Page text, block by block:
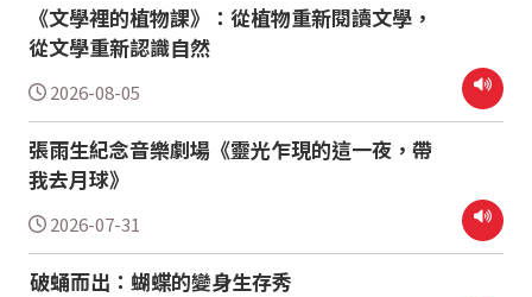
《文學裡的植物課》：從植物重新閱讀文學，
從文學重新認識自然
2026-08-05
張雨生紀念音樂劇場《靈光乍現的這一夜，帶
我去月球》
2026-07-31
破蛹而出：蝴蝶的變身生存秀